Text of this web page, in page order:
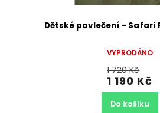
Dětské povlečení - Safari
VYPRODÁNO
1 720 Kč
1 190 Kč
Do košíku